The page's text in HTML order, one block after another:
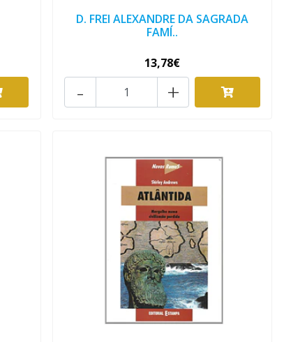
D. FREI ALEXANDRE DA SAGRADA
FAMÍ..
13,78€
+
-